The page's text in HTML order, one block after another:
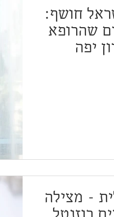
חושף:
שהרופא
יפה
- מצילה
רוזנטל